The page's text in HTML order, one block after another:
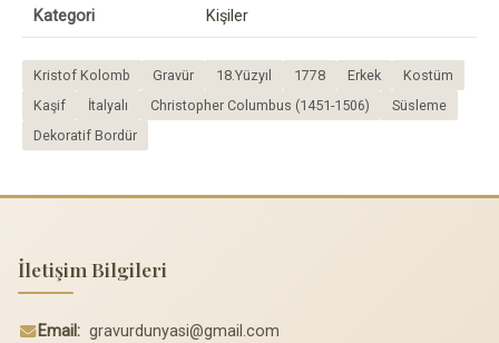
Kategori Kişiler
Kristof Kolomb Gravür 18.Yüzyıl 1778 Erkek
Kostüm
Kaşif
İtalyalı Christopher Columbus (1451-1506)
Süsleme
Dekoratif Bordür
İletişim Bilgileri
Email: gravurdunyasi@gmail.com